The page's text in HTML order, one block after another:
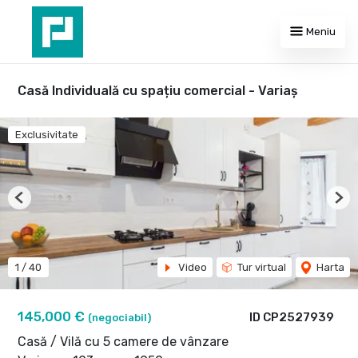
Meniu
Casă Individuală cu spațiu comercial - Variaș
ID CP2527939
145,000 € (negociabil)
Casă / Vilă cu 5 camere de vânzare
Exclusivitate
1 / 40 Video Tur virtual Harta
Previous